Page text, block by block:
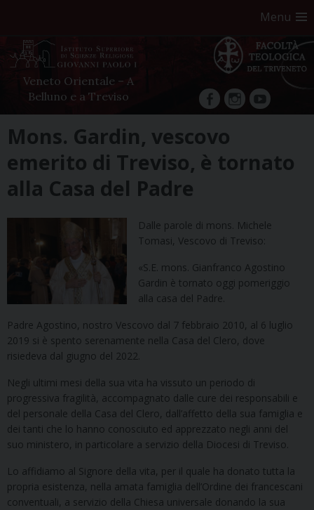
Menu
Veneto Orientale – A
Belluno e a Treviso
facebookInstagram
YouTube
content
Mons. Gardin, vescovo
emerito di Treviso, è tornato
alla Casa del Padre
Dalle parole di mons. Michele
Tomasi, Vescovo di Treviso:
«S.E. mons. Gianfranco Agostino
Gardin è tornato oggi pomeriggio
alla casa del Padre.
Padre Agostino, nostro Vescovo dal 7 febbraio 2010, al 6 luglio
2019 si è spento serenamente nella Casa del Clero, dove
risiedeva dal giugno del 2022.
Negli ultimi mesi della sua vita ha vissuto un periodo di
progressiva fragilità, accompagnato dalle cure dei responsabili e
del personale della Casa del Clero, dall’affetto della sua famiglia e
dei tanti che lo hanno conosciuto ed apprezzato negli anni del
suo ministero, in particolare a servizio della Diocesi di Treviso.
Lo affidiamo al Signore della vita, per il quale ha donato tutta la
propria esistenza, nella amata famiglia dell’Ordine dei francescani
conventuali, a servizio della Chiesa universale donando la sua